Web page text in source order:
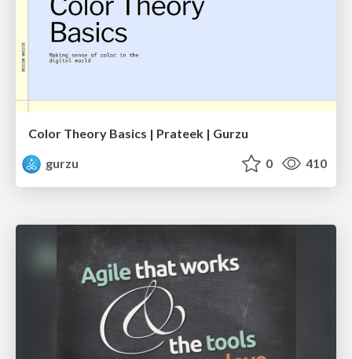
Color Theory Basics | Prateek | Gurzu
gurzu
0 410